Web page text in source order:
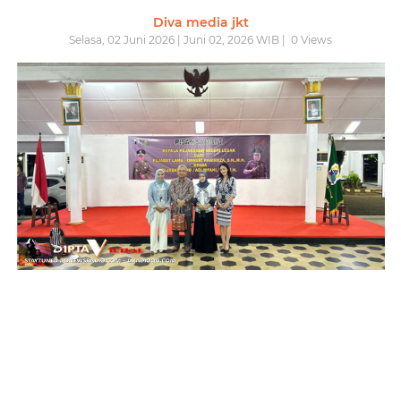
Diva media jkt
Selasa, 02 Juni 2026 | Juni 02, 2026 WIB | 0 Views